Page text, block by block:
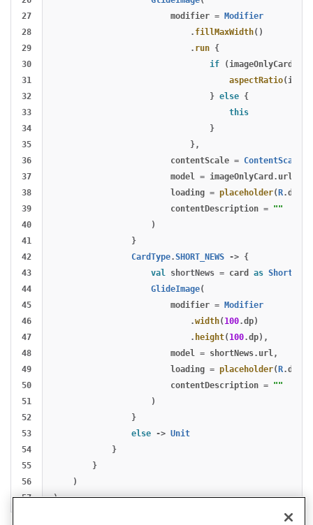
27
28
29
30
31
32
33
34
35
36
37
38
39
40
41
42
43
44
45
46
47
48
49
50
51
52
53
54
55
56
modifier = Modifier
. fillMaxWidth()
. run {
if
(imageOnlyCard
aspectRatio(
} else {
this
}
},
contentScale = ContentScale
model
= imageOnlyCard . url
loading = placeholder(R.
contentDescription = ""
)
}
CardType.SHORT_NEWS -> {
val
shortNews = card as
GlideImage(
modifier = Modifier
.width(100.dp)
. height(100.dp),
model
= shortNews. url ,
loading = placeholder(R.
contentDescription = ""
)
}
else -> Unit
}
}
)
)